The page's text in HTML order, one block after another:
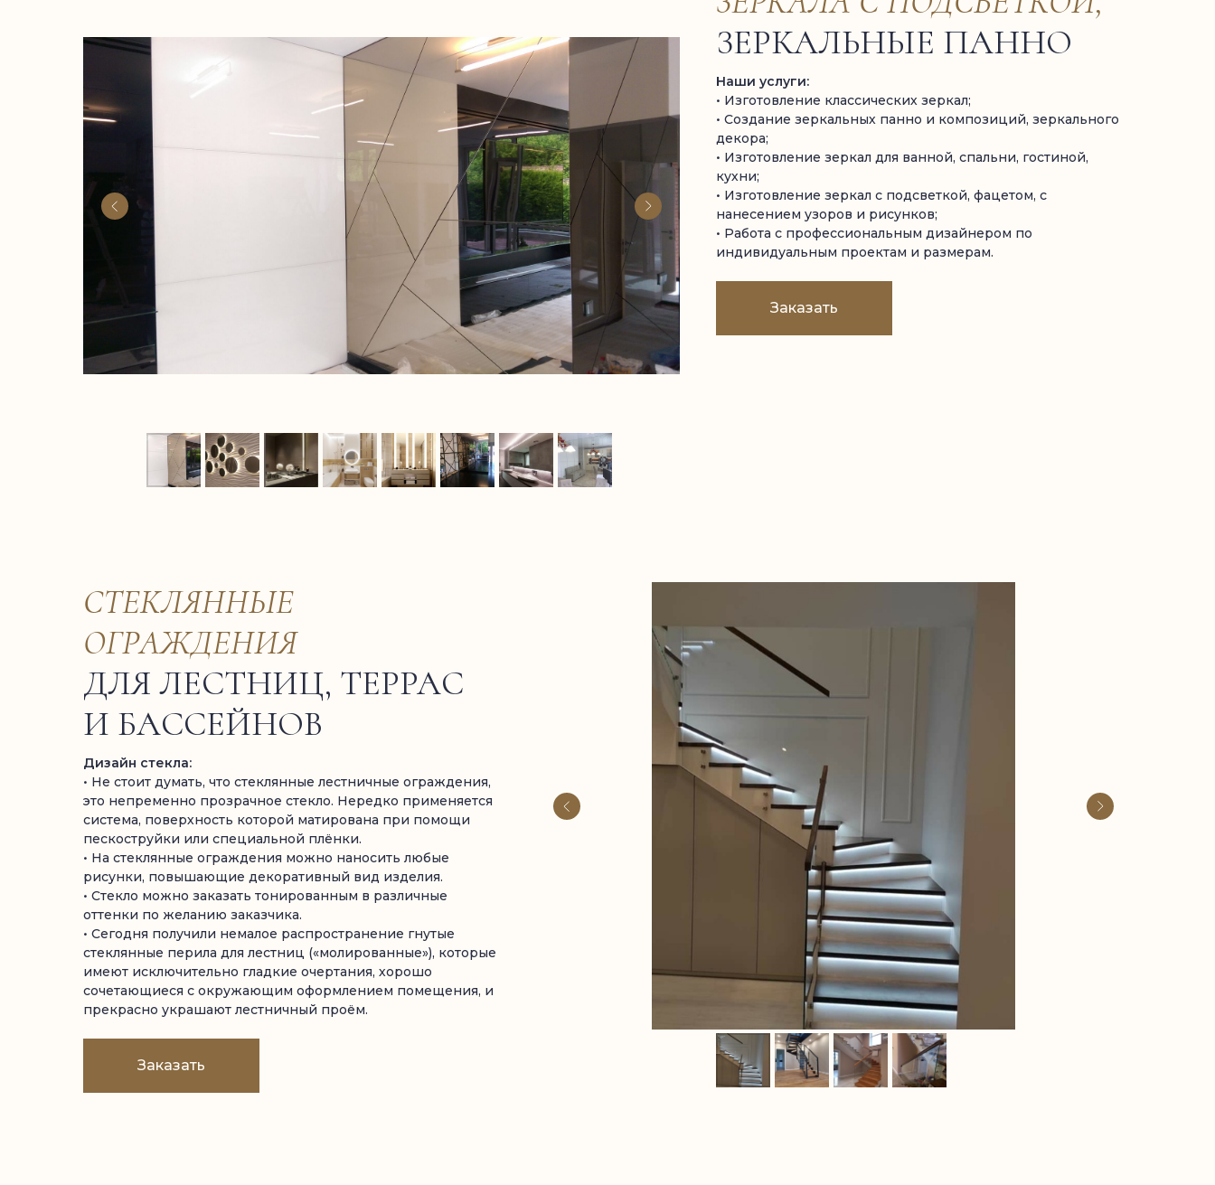
ЗЕРКАЛЬНЫЕ ПАННО
Наши услуги:
• Изготовление классических зеркал;
• Создание зеркальных панно и композиций, зеркального
декора;
• Изготовление зеркал для ванной, спальни, гостиной,
кухни;
• Изготовление зеркал с подсветкой, фацетом, с
нанесением узоров и рисунков;
• Работа с профессиональным дизайнером по
индивидуальным проектам и размерам.
Заказать
СТЕКЛЯННЫЕ
ОГРАЖДЕНИЯ
ДЛЯ ЛЕСТНИЦ, ТЕРРАС
И БАССЕЙНОВ
Дизайн стекла:
• Не стоит думать, что стеклянные лестничные ограждения,
это непременно прозрачное стекло. Нередко применяется
система, поверхность которой матирована при помощи
пескоструйки или специальной плёнки.
• На стеклянные ограждения можно наносить любые
рисунки, повышающие декоративный вид изделия.
• Стекло можно заказать тонированным в различные
оттенки по желанию заказчика.
• Сегодня получили немалое распространение гнутые
стеклянные перила для лестниц («молированные»), которые
имеют исключительно гладкие очертания, хорошо
сочетающиеся с окружающим оформлением помещения, и
прекрасно украшают лестничный проём.
Заказать